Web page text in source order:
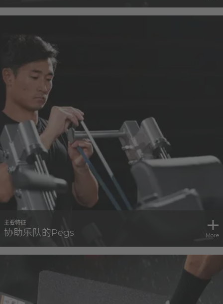
主要特征
协助乐队的Pegs More